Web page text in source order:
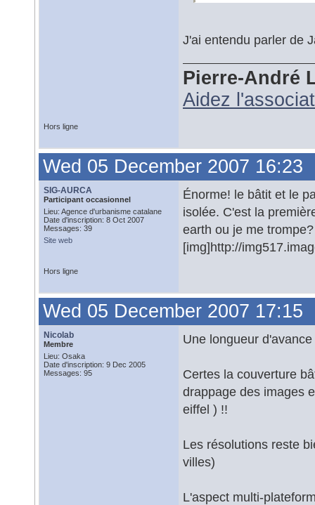
J'ai entendu parler de
Pierre-André
Aidez
Hors ligne
Wed 05 December 2007 16:23
SIG-AURCA
Participant occasionnel
Lieu: Agence d'urbanisme catalane
Date d'inscription: 8 Oct 2007
Messages: 39
Site web
Énorme! le bâtit et le
isolée. C'est la
earth ou je me trompe?
[img]http://
Hors ligne
Wed 05 December 2007 17:15
Nicolab
Membre
Lieu: Osaka
Date d'inscription: 9 Dec 2005
Messages: 95
Une longueur
Certes la couverture
drappage des images
eiffel ) !!
Les résolutions reste
villes)
L'aspect multi-